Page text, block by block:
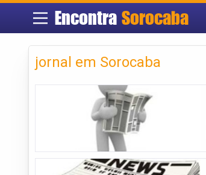
Encontra Sorocaba
jornal em Sorocaba